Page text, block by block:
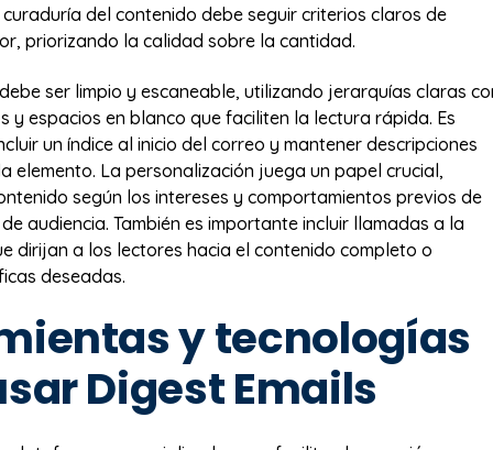
del contenido debe seguir criterios claros de
priorizando la calidad sobre la cantidad.
ser limpio y escaneable, utilizando jerarquías claras
y espacios en blanco que faciliten la lectura rápida. Es
un índice al inicio del correo y mantener descripciones
elemento. La personalización juega un papel crucial,
según los intereses y comportamientos previos de
audiencia. También es importante incluir llamadas a la
dirijan a los lectores hacia el contenido completo o
deseadas.
y tecnologías
Digest Emails